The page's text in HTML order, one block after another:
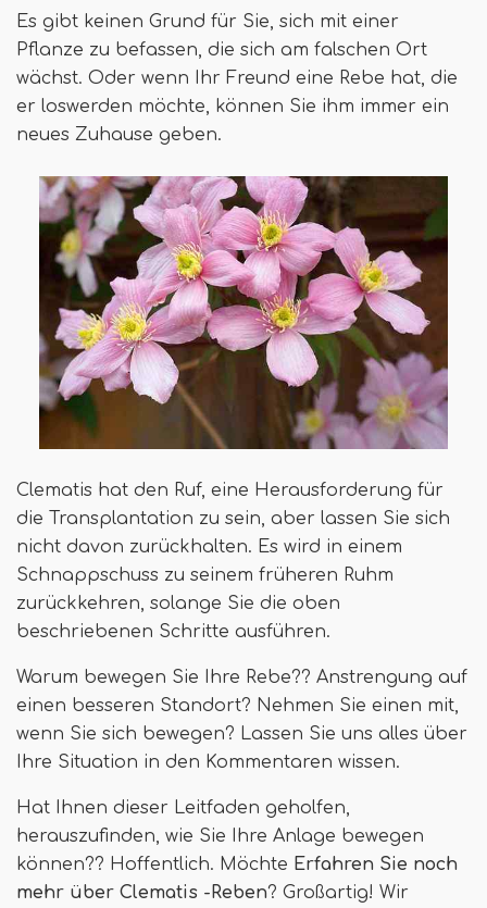
Es gibt keinen Grund für Sie, sich mit einer
Pflanze zu befassen, die sich am falschen Ort
wächst. Oder wenn Ihr Freund eine Rebe hat, die
er loswerden möchte, können Sie ihm immer ein
neues Zuhause geben.
Clematis hat den Ruf, eine Herausforderung für
die Transplantation zu sein, aber lassen Sie sich
nicht davon zurückhalten. Es wird in einem
Schnappschuss zu seinem früheren Ruhm
zurückkehren, solange Sie die oben
beschriebenen Schritte ausführen.
Warum bewegen Sie Ihre Rebe?? Anstrengung auf
einen besseren Standort? Nehmen Sie einen mit,
wenn Sie sich bewegen? Lassen Sie uns alles über
Ihre Situation in den Kommentaren wissen.
Hat Ihnen dieser Leitfaden geholfen,
herauszufinden, wie Sie Ihre Anlage bewegen
können?? Hoffentlich. Möchte Erfahren Sie noch
mehr über Clematis -Reben? Großartig! Wir